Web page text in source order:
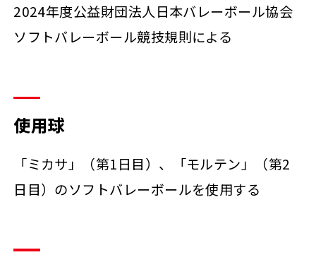
2024年度公益財団法人日本バレーボール協会
ソフトバレーボール競技規則による
使用球
「ミカサ」（第1日目）、「モルテン」（第2
日目）のソフトバレーボールを使用する